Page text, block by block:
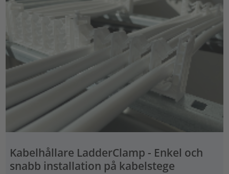
Kabelhållare LadderClamp - Enkel och
snabb installation på kabelstege